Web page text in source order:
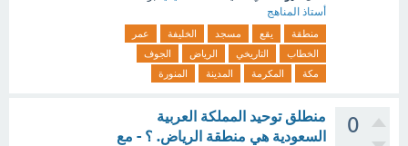
أستاذ المناهج
منطقة يقع مسجد الخليفة
عمر
الخطاب
التاريخي الرياض
الجوف
مكة
المكرمة المدينة المنورة
0
منطلق توحيد المملكة العربية
السعودية هي منطقة الرياض. ؟ - مع